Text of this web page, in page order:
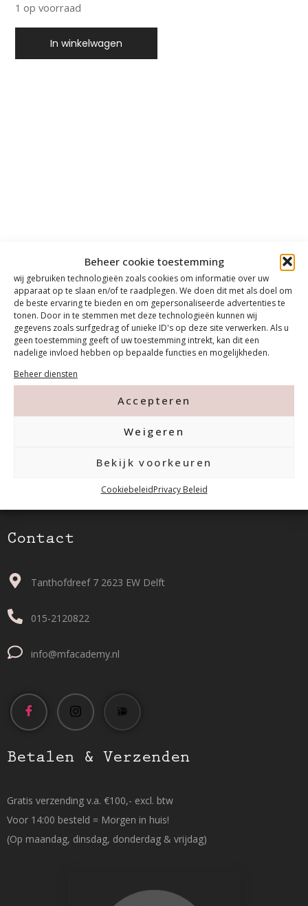
Beheer cookie toestemming
wij gebruiken technologieën zoals cookies om informatie over uw
apparaat op te slaan en/of te raadplegen. We doen dit met als doel om
de beste ervaring te bieden en om gepersonaliseerde advertenties te
tonen. Door in te stemmen met deze technologieën kunnen wij
gegevens zoals surfgedrag of unieke ID's op deze site verwerken. Als u
geen toestemming geeft of uw toestemming intrekt, kan dit een
nadelige invloed hebben op bepaalde functies en mogelijkheden.
Beheer diensten
Accepteren
Weigeren
Bekijk voorkeuren
CookiebeleidPrivacy Beleid
1 op voorraad
In winkelwagen
Contact
Tanthofdreef 7 2623 EW Delft
015-2120822
info@mfacademy.nl
Betalen & Verzenden
Gratis verzending v.a. €100,- excl. btw
Voor 14:00 besteld = Morgen in huis!
(Op maandag, dinsdag, donderdag & vrijdag)